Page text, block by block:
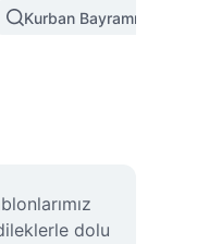
Kurban Bayramı
dolu